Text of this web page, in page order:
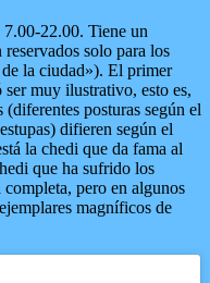
22.00. Tiene un
solo para los
la ciudad»). El primer
muy ilustrativo, esto es,
posturas según el
difieren según el
la chedi que da fama al
que ha sufrido los
pero en algunos
magníficos de